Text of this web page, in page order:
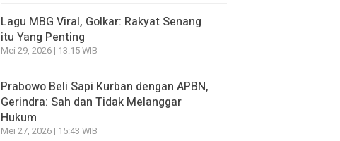
Lagu MBG Viral, Golkar: Rakyat Senang
itu Yang Penting
Mei 29, 2026 | 13:15 WIB
Prabowo Beli Sapi Kurban dengan APBN,
Gerindra: Sah dan Tidak Melanggar
Hukum
Mei 27, 2026 | 15:43 WIB